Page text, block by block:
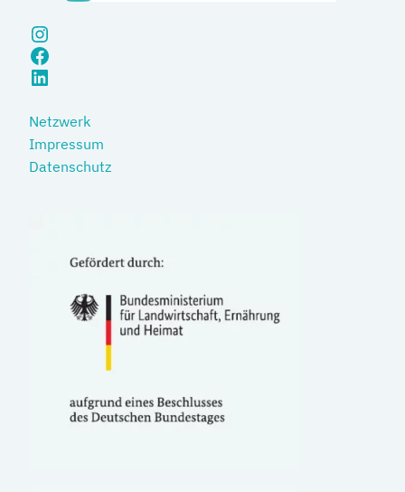
Instagram
Facebook
LinkedIn
Netzwerk
Impressum
Datenschutz